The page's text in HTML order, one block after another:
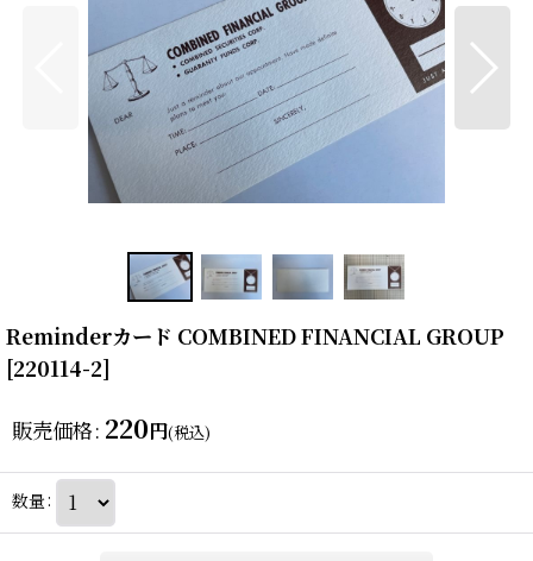
Reminderカード COMBINED FINANCIAL GROUP
[220114-2]
販売価格: 220円(税込)
数量: